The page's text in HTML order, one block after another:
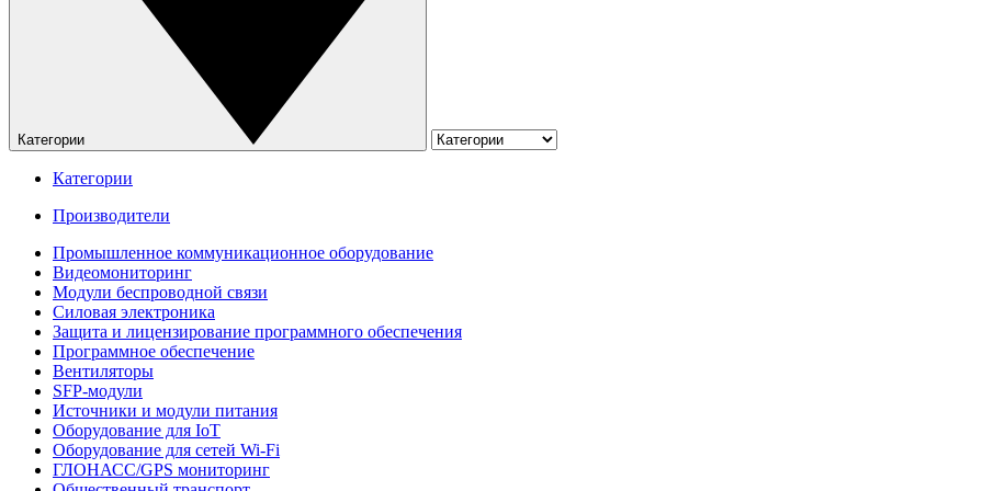
Категории
Категории
Производители
Промышленное коммуникационное оборудование
Видеомониторинг
Модули беспроводной связи
Силовая электроника
Защита и лицензирование программного обеспечения
Программное обеспечение
Вентиляторы
SFP-модули
Источники и модули питания
Оборудование для IoT
Оборудование для сетей Wi-Fi
ГЛОНАСС/GPS мониторинг